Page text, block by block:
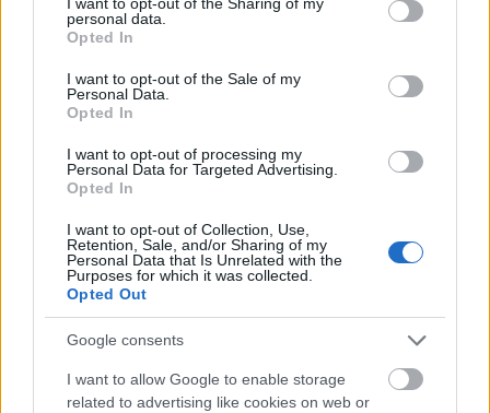
grant or deny consent to Google and its third-party tags to
use your data for below specified purposes in below Google
consent section.
personal data.
Opted In
I want to opt-out of the Sale of my
Personal Data.
Opted In
I want to opt-out of processing my
Personal Data for Targeted Advertising.
Opted In
I want to opt-out of Collection, Use,
Retention, Sale, and/or Sharing of my
Personal Data that Is Unrelated with the
Purposes for which it was collected.
Opted Out
Google consents
I want to allow Google to enable storage
related to advertising like cookies on web or
Sara Serraiocco ott lesz a premieren.
November 12-én 17.30-kor vetítik az Amanda
című filmet, melyben a 24 éves főhősnőnek
sosem voltak barátai, ezért csecsemőkori
társát, Rebeccát meg akarja győzni arról,
hogy még mindig a legjobb barátnők. Aznap
20 órakor Az első nő (Primadonna) egy fiatal
lány, Lia történetét meséli el, aki a
legszörnyűbb erőszakra olyan lázadással
reagál, amely felborítja kora társadalmi
szokásait. Így bátorsága utat nyit a nők
jogaiért folytatott küzdelemnek. A film
rendezője, Marta Savino és női főszereplője,
Claudia Gusmano egyaránt elkísérik a filmet
Budapestre.